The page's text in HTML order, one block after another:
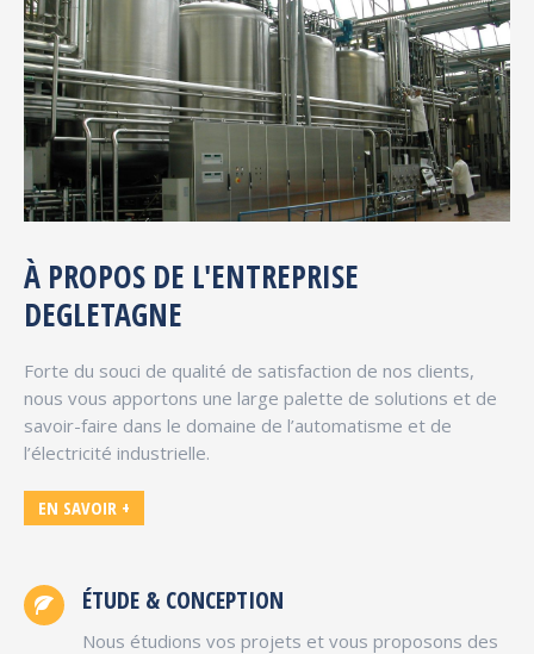
À PROPOS DE L'ENTREPRISE
DEGLETAGNE
Forte du souci de qualité de satisfaction de nos clients,
nous vous apportons une large palette de solutions et de
savoir-faire dans le domaine de l’automatisme et de
l’électricité industrielle.
EN SAVOIR +
ÉTUDE & CONCEPTION
Nous étudions vos projets et vous proposons des